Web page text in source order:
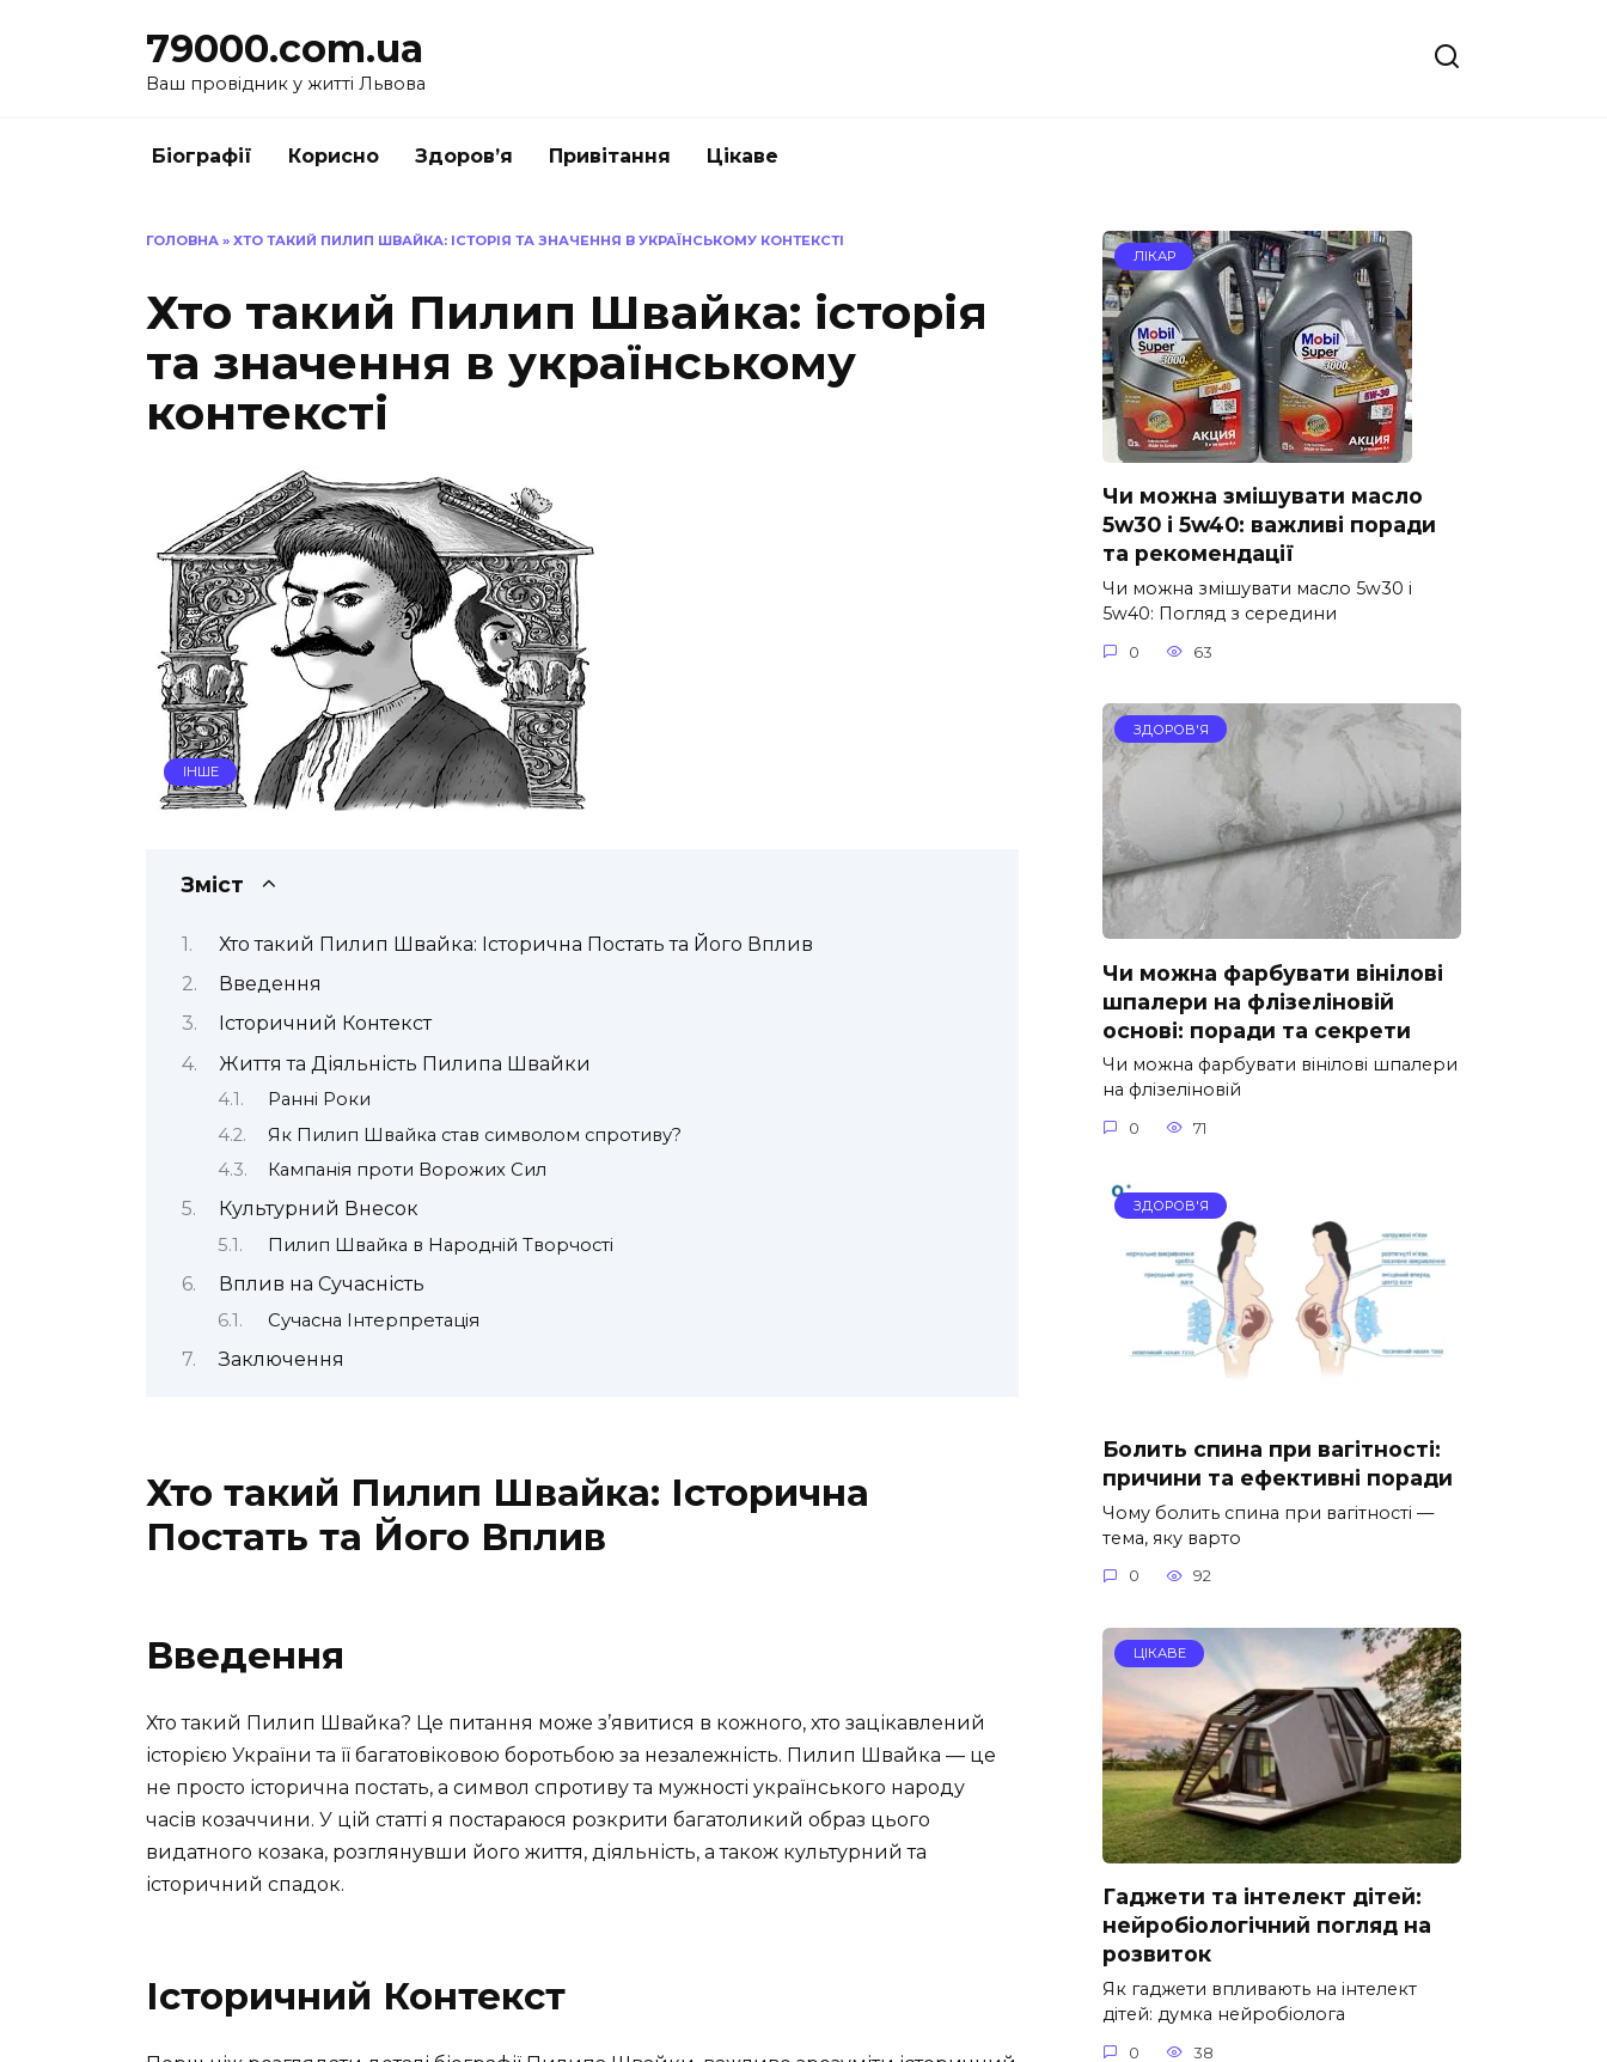
79000.com.ua
Ваш провідник у житті Львова
Біографії Корисно Здоров’я Привітання Цікаве
ГОЛОВНА » ХТО ТАКИЙ ПИЛИП ШВАЙКА: ІСТОРІЯ ТА ЗНАЧЕННЯ В УКРАЇНСЬКОМУ КОНТЕКСТІ
Хто такий Пилип Швайка: історія
та значення в українському
контексті
ІНШЕ
Зміст
Хто такий Пилип Швайка: Історична Постать та Його Вплив
Введення
Історичний Контекст
Життя та Діяльність Пилипа Швайки
Ранні Роки
Як Пилип Швайка став символом спротиву?
Кампанія проти Ворожих Сил
Культурний Внесок
Пилип Швайка в Народній Творчості
Вплив на Сучасність
Сучасна Інтерпретація
Заключення
Хто такий Пилип Швайка: Історична
Постать та Його Вплив
Введення
Хто такий Пилип Швайка? Це питання може з’явитися в кожного, хто зацікавлений
історією України та її багатовіковою боротьбою за незалежність. Пилип Швайка — це
не просто історична постать, а символ спротиву та мужності українського народу
часів козаччини. У цій статті я постараюся розкрити багатоликий образ цього
видатного козака, розглянувши його життя, діяльність, а також культурний та
історичний спадок.
Історичний Контекст
ЛІКАР
Чи можна змішувати масло
5w30 і 5w40: важливі поради
та рекомендації
Чи можна змішувати масло 5w30 і
5w40: Погляд з середини
0 63
ЗДОРОВ'Я
Чи можна фарбувати вінілові
шпалери на флізеліновій
основі: поради та секрети
Чи можна фарбувати вінілові шпалери
на флізеліновій
0 71
ЗДОРОВ'Я
Болить спина при вагітності:
причини та ефективні поради
Чому болить спина при вагітності —
тема, яку варто
0 92
ЦІКАВЕ
Гаджети та інтелект дітей:
нейробіологічний погляд на
розвиток
Як гаджети впливають на інтелект
дітей: думка нейробіолога
0 38